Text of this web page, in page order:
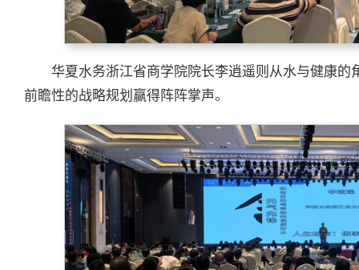
华夏水务浙江省商学院院长李逍遥则从水与健康
前瞻性的战略规划赢得阵阵掌声。